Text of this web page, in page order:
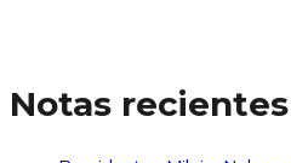
Notas recientes